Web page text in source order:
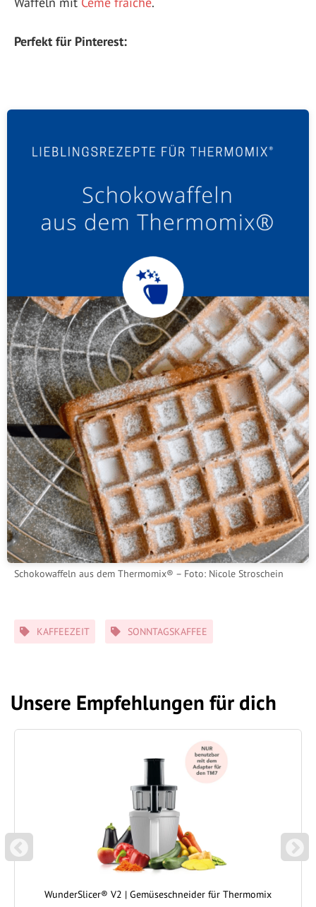
Perfekt für Pinterest:
Schokowaffeln aus dem Thermomix® – Foto: Nicole Stroschein
Schlagwörter
KAFFEEZEIT SONNTAGSKAFFEE
Unsere Empfehlungen für dich
P
REVIOUS
WunderSlicer® V2 | Gemüseschneider für Thermomix
N
EXT